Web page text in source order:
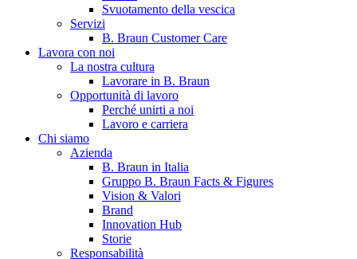
B. Braun in Italia
Scopri chi siamo ed entra nel mondo di B. Braun in Italia: 4
sedi, 4 aziende, più di 700 dipendenti e un Centro di
Eccellenza a livello globale.
Svuotamento della vescica
Servizi
B. Braun Customer Care
Lavora con noi
La nostra cultura
Lavorare in B. Braun
Opportunità di lavoro
Perché unirti a noi
Lavoro e carriera
Chi siamo
Azienda
B. Braun in Italia
Gruppo B. Braun Facts & Figures
Vision & Valori
Brand
Innovation Hub
Storie
Responsabilità